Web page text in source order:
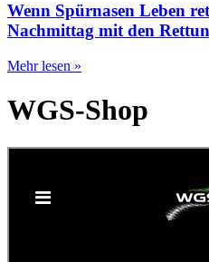
Wenn Spürnasen Leben
Nachmittag mit den
Mehr lesen »
WGS-Shop